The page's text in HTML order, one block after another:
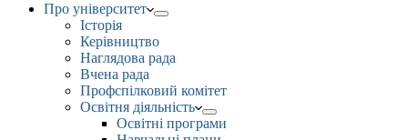
Про університет
Історія
Керівництво
Наглядова рада
Вчена рада
Профспілковий комітет
Освітня діяльність
Освітні програми